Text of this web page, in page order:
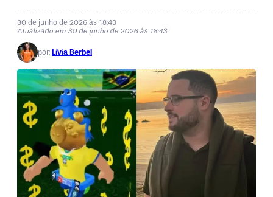
30 de junho de 2026 às 18:43
Atualizado em 30 de junho de 2026 às 18:43
por: Lívia Berbel